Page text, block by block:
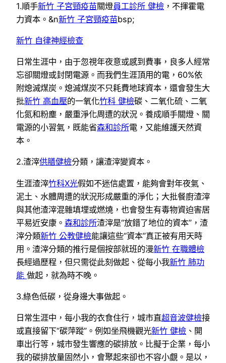
1.順手新竹 子宮頸疫苗關燈員工診所 健檢 ，不揮霍電
力資本。&n新竹 子宮頸疫苗bsp;
新竹 自律神經檢查
日常生涯中，由于忽視年夜意或感到費事，良多人經常
忘卻關燈或封閉電源。而我們生涯頂用的電，60%依
附熄滅煤炭。熄滅煤炭不只耗費地球資本，還會發生大
批新竹 高血壓的一氧化竹科 健檢碳、二氧化硫、二氧
化氮和粉塵，嚴重淨化周遭的狀況。養成順手關燈、關
電源的小習氣，既能省森和診所電，又能維護天然資
本。
2.渣滓供膳健檢分類，讓渣滓變資本。
生涯渣滓竹科X光假如不迷信處置，能夠會對年夜氣、
泥土、水體周遭的狀況形成嚴重的淨化；大批餐廚渣滓
與其他渣滓混雜填埋或燃燒，也會發生有毒物資迫害居
平易近安康。 森和診所渣滓是“放錯了地位的資本”，渣
滓分類新竹 公教健檢能讓這些“資本”真正被有用天時
用。渣滓分類的推行是個按部就班的漫新竹 在職體檢
長經過歷程，但只需從此刻做起、從每小我新竹 肺功
能 做起，就為時不晚。
3.綠色低碳，從身邊大事做起。
日常生涯中，每小我的衣食住行，城市直超音波健檢接
或直接留下“碳萍蹤”。例如坐飛機觀光新竹 健檢 、開
車出行等，城市發生響應的碳排放。比擬于企業，每小
我的碳排放量固然小，會聚起來卻也不容小覷。是以，